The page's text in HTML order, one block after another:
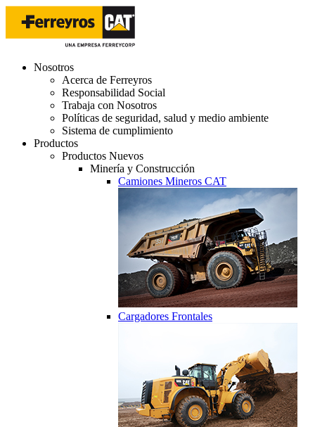
Nosotros
Acerca de Ferreyros
Responsabilidad Social
Trabaja con Nosotros
Políticas de seguridad, salud y medio ambiente
Sistema de cumplimiento
Productos
Productos Nuevos
Minería y Construcción
Camiones Mineros CAT
Cargadores Frontales